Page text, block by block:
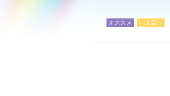
オススメ 人気